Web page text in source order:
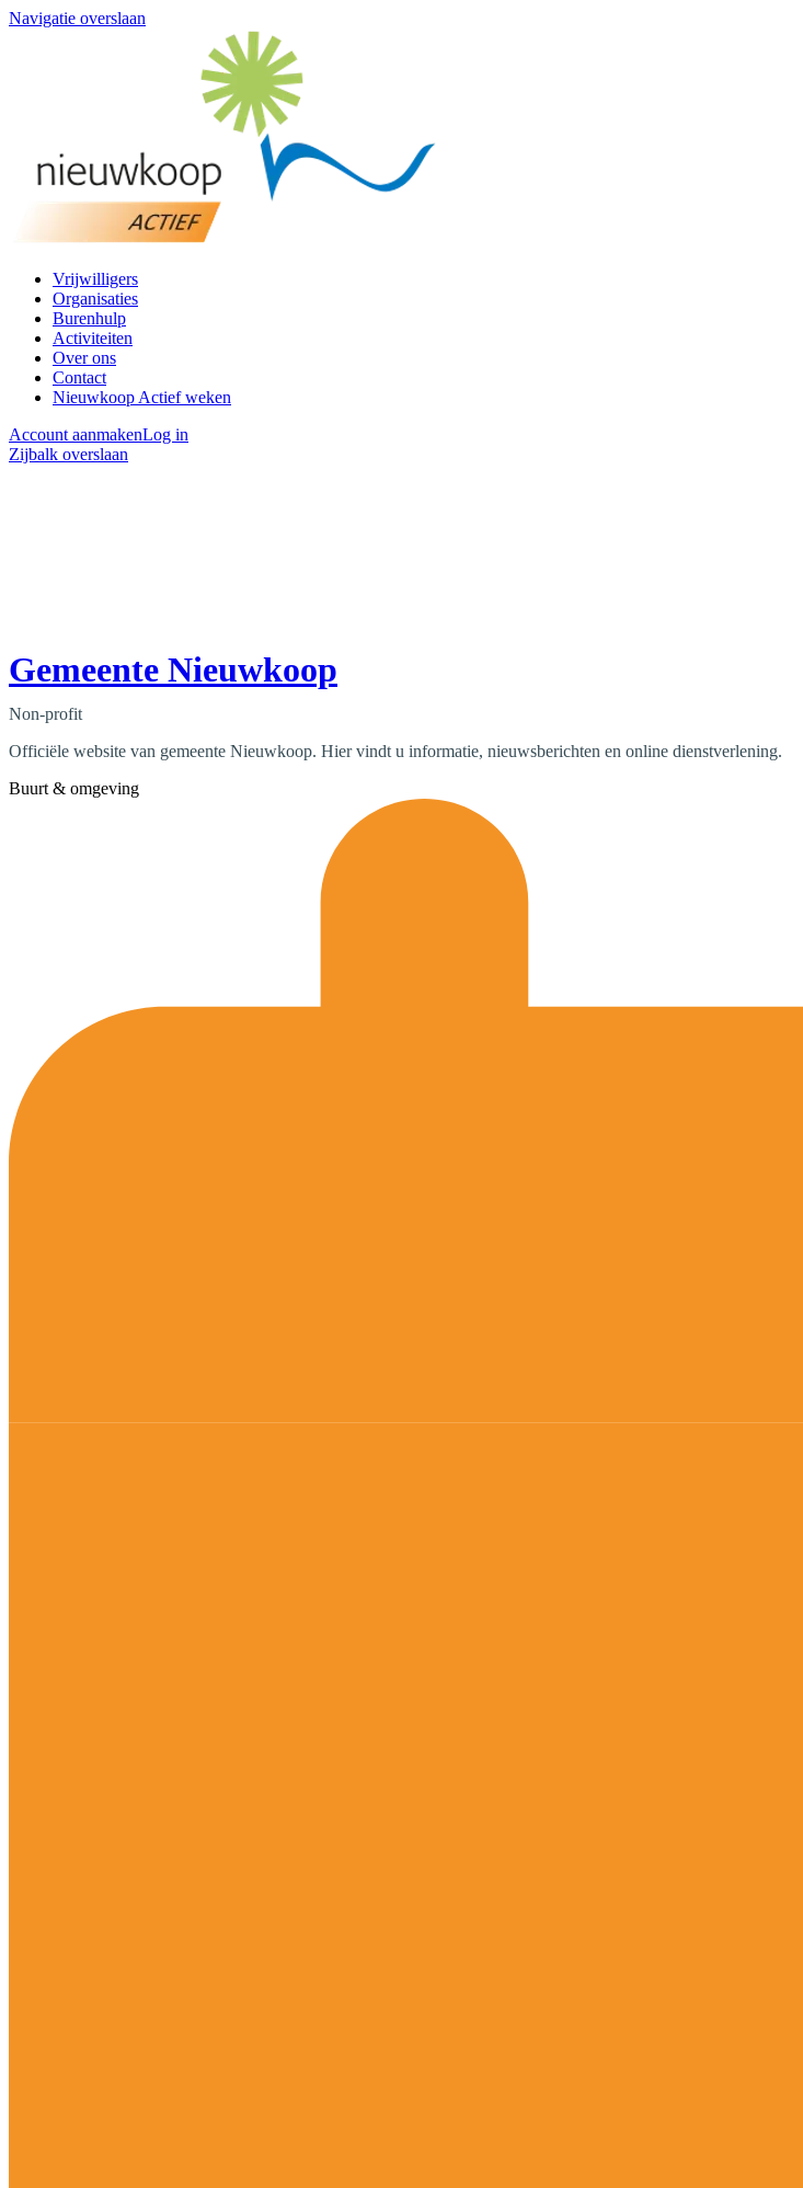
Navigatie overslaan
Vrijwilligers
Organisaties
Burenhulp
Activiteiten
Over ons
Contact
Nieuwkoop Actief weken
Account aanmakenLog in
Zijbalk overslaan
Gemeente Nieuwkoop
Non-profit
Officiële website van gemeente Nieuwkoop. Hier vindt u informatie, nieuwsberichten en online dienstverlening.
Buurt & omgeving